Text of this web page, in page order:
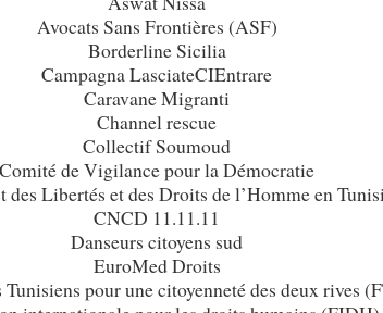
Avocats Sans Frontières (ASF)
Borderline Sicilia
Campagna LasciateCIEntrare
Caravane Migranti
Channel rescue
Collectif Soumoud
Comité de Vigilance pour la Démocratie
des Libertés et des Droits de l’Homme en
CNCD 11.11.11
Danseurs citoyens sud
EuroMed Droits
Tunisiens pour une citoyenneté des deux rives